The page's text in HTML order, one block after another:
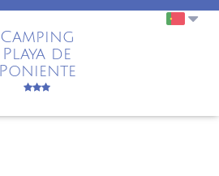
Camping
Playa de
Poniente